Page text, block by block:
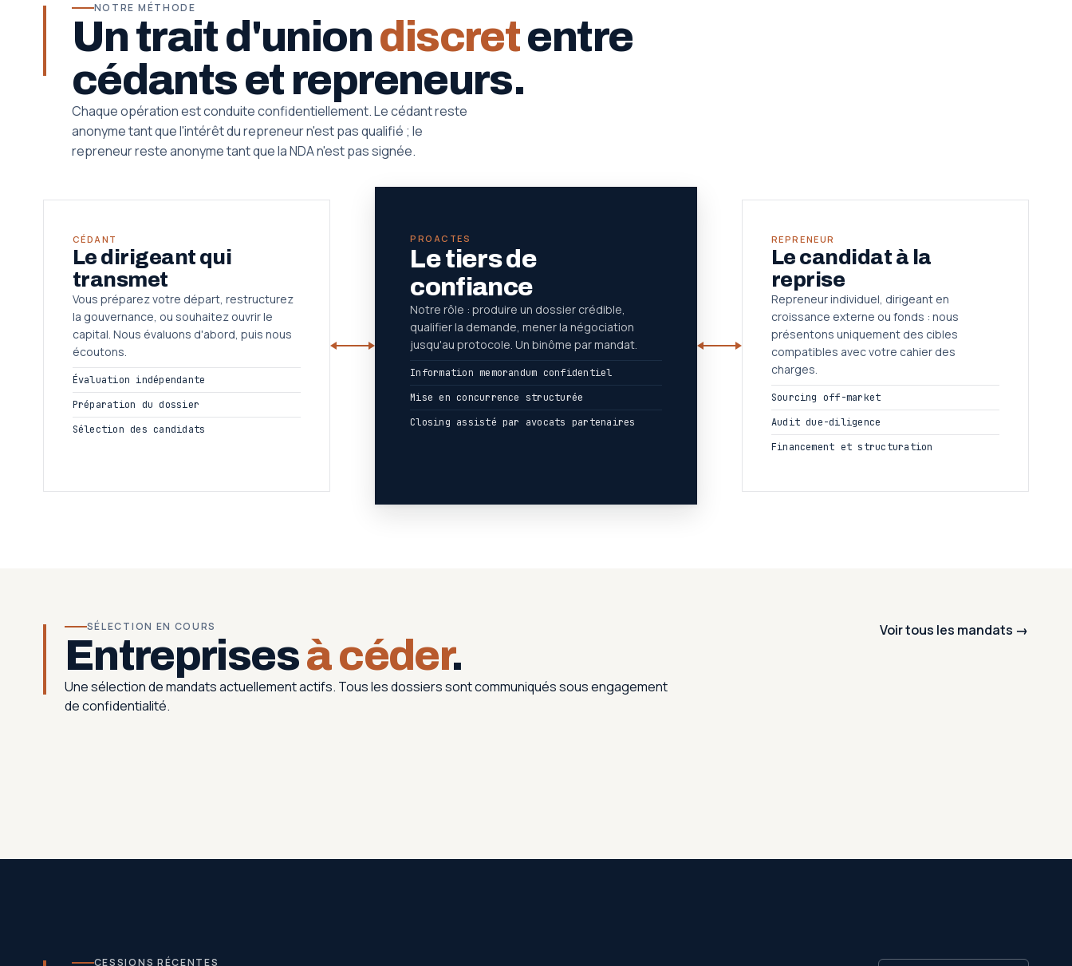
NOTRE MÉTHODE
Un trait d'uniondiscretentre
cédants et repreneurs.
Chaque opération est conduite confidentiellement. Le cédant reste
anonyme tant que l'intérêt du repreneur n'est pas qualifié ; le
repreneur reste anonyme tant que la NDA n'est pas signée.
CÉDANT
Le dirigeant qui
transmet
Vous préparez votre départ, restructurez
la gouvernance, ou souhaitez ouvrir le
capital. Nous évaluons d'abord, puis nous
écoutons.
Évaluation indépendante
Préparation du dossier
Sélection des candidats
PROACTES
Le tiers de
confiance
Notre rôle : produire un dossier crédible,
qualifier la demande, mener la négociation
jusqu'au protocole. Un binôme par mandat.
Information memorandum confidentiel
Mise en concurrence structurée
Closing assisté par avocats partenaires
REPRENEUR
Le candidat à la
reprise
Repreneur individuel, dirigeant en
croissance externe ou fonds : nous
présentons uniquement des cibles
compatibles avec votre cahier des
charges.
Sourcing off-market
Audit due-diligence
Financement et structuration
SÉLECTION EN COURS
Entreprisesà céder.
Une sélection de mandats actuellement actifs. Tous les dossiers sont communiqués sous engagement
de confidentialité.
Voir tous les mandats →
CESSIONS RÉCENTES